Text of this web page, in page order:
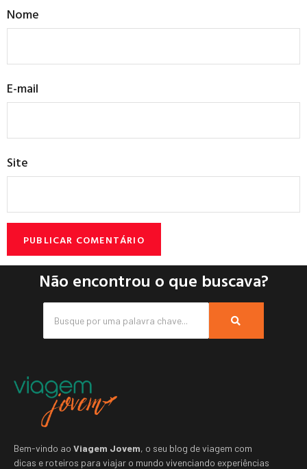
Nome
E-mail
Site
Não encontrou o que buscava?
Bem-vindo ao Viagem Jovem, o seu blog de viagem com
dicas e roteiros para viajar o mundo vivenciando experiências